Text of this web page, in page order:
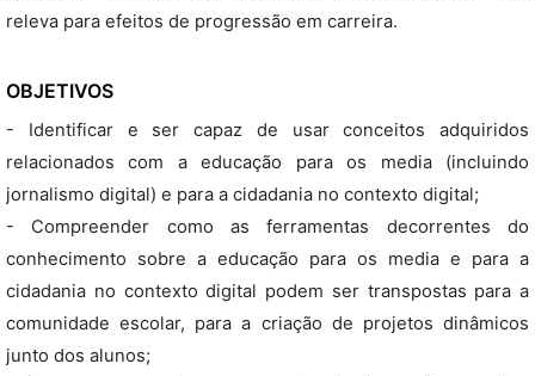
releva para efeitos de progressão em carreira.
OBJETIVOS
- Identificar e ser capaz de usar conceitos adquiridos
relacionados com a educação para os media (incluindo
jornalismo digital) e para a cidadania no contexto digital;
- Compreender como as ferramentas decorrentes do
conhecimento sobre a educação para os media e para a
cidadania no contexto digital podem ser transpostas para a
comunidade escolar, para a criação de projetos dinâmicos
junto dos alunos;